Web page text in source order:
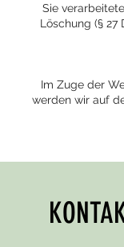
Sie
Löschung (§ 27
Im Zuge der
werden wir auf